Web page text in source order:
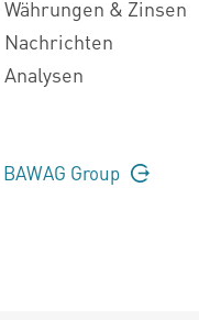
Währungen & Zinsen
Nachrichten
Analysen
BAWAG Group